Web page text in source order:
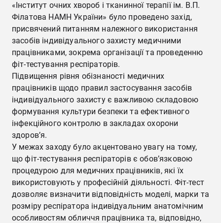
«Інститут очних хвороб і тканинної терапії ім. В.П.
Філатова НАМН України» було проведено захід,
присвячений питанням належного використання
засобів індивідуального захисту медичними
працівниками, зокрема організації та проведенню
фіт-тестування респіраторів.
Підвищення рівня обізнаності медичних
працівників щодо правил застосування засобів
індивідуального захисту є важливою складовою
формування культури безпеки та ефективного
інфекційного контролю в закладах охорони
здоров’я.
У межах заходу було акцентовано увагу на тому,
що фіт-тестування респіраторів є обов’язковою
процедурою для медичних працівників, які їх
використовують у професійній діяльності. Фіт-тест
дозволяє визначити відповідність моделі, марки та
розміру респіратора індивідуальним анатомічним
особливостям обличчя працівника та, відповідно,